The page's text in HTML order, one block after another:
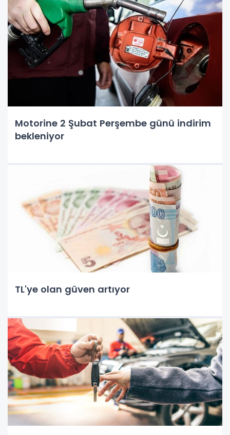
Motorine 2 Şubat Perşembe günü indirim
bekleniyor
TL'ye olan güven artıyor